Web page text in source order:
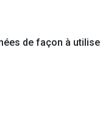
de façon à